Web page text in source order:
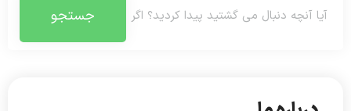
جستجو